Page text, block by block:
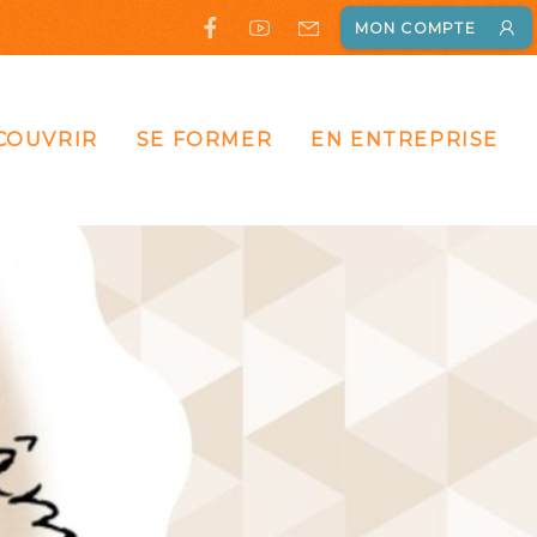
MON COMPTE
SE FORMER EN ENTREPRISE